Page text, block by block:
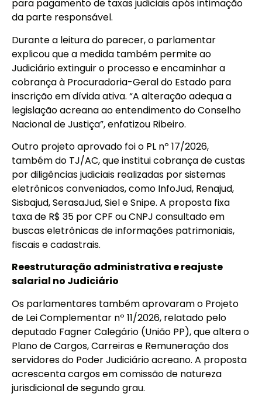
para pagamento de taxas judiciais após intimação
da parte responsável.
Durante a leitura do parecer, o parlamentar
explicou que a medida também permite ao
Judiciário extinguir o processo e encaminhar a
cobrança à Procuradoria-Geral do Estado para
inscrição em dívida ativa. “A alteração adequa a
legislação acreana ao entendimento do Conselho
Nacional de Justiça”, enfatizou Ribeiro.
Outro projeto aprovado foi o PL nº 17/2026,
também do TJ/AC, que institui cobrança de custas
por diligências judiciais realizadas por sistemas
eletrônicos conveniados, como InfoJud, Renajud,
Sisbajud, SerasaJud, Siel e Snipe. A proposta fixa
taxa de R$ 35 por CPF ou CNPJ consultado em
buscas eletrônicas de informações patrimoniais,
fiscais e cadastrais.
Reestruturação administrativa e reajuste
salarial no Judiciário
Os parlamentares também aprovaram o Projeto
de Lei Complementar nº 11/2026, relatado pelo
deputado Fagner Calegário (União PP), que altera o
Plano de Cargos, Carreiras e Remuneração dos
servidores do Poder Judiciário acreano. A proposta
acrescenta cargos em comissão de natureza
jurisdicional de segundo grau.